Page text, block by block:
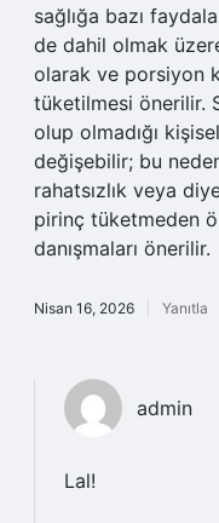
sağlığa bazı
de dahil olmak
olarak ve porsiyon
tüketilmesi önerilir.
olup olmadığı
değişebilir; bu
rahatsızlık veya
pirinç tüketmeden
danışmaları önerilir.
Nisan 16, 2026 Yanıtla
admin
Lal!